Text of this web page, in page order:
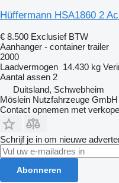
Hüffermann HSA1860 2
€ 8.500 Exclusief BTW
Aanhanger - container trailer
2000
Laadvermogen 14.430 kg
Aantal assen 2
Duitsland, Schwebheim
Möslein Nutzfahrzeuge GmbH
Contact opnemen met
Schrijf je in om nieuwe
Abonneren